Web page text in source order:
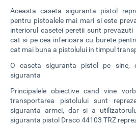
Aceasta caseta siguranta pistol
pentru pistoalele mai mari si este
interiorul casetei peretii sunt
cat si pe cea inferioara cu burete
cat mai buna a pistolului in timpul
O caseta siguranta pistol pe sine,
siguranta
Principalele obiective cand vine
transportarea pistolului sunt
siguranta armei, dar si a
siguranta pistol Draco 44103 TRZ